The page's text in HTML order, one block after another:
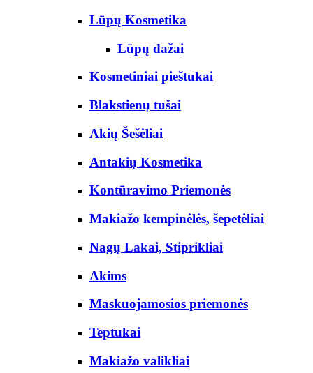
Lūpų Kosmetika
Lūpų dažai
Kosmetiniai pieštukai
Blakstienų tušai
Akių Šešėliai
Antakių Kosmetika
Kontūravimo Priemonės
Makiažo kempinėlės, šepetėliai
Nagų Lakai, Stiprikliai
Akims
Maskuojamosios priemonės
Teptukai
Makiažo valikliai